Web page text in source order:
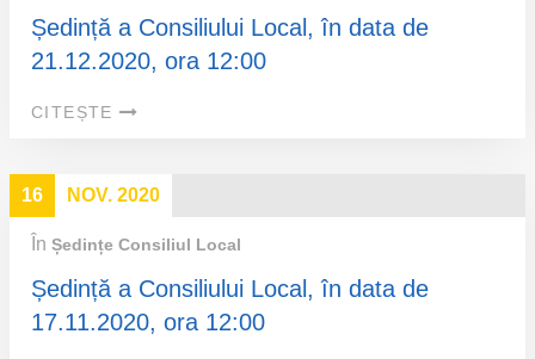
Ședință a Consiliului Local, în data de
21.12.2020, ora 12:00
CITEȘTE
16 NOV. 2020
În Ședințe Consiliul Local
Ședință a Consiliului Local, în data de
17.11.2020, ora 12:00